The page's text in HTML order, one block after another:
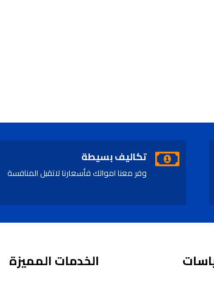
تكاليف بسيطة
وفر معنا اموالك فأسعارنا لاتقبل المنافسة
الخدمات المميزة